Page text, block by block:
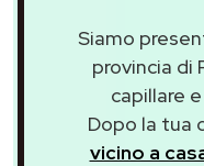
Siamo
provincia di
capillare
Dopo la tua
vicino a